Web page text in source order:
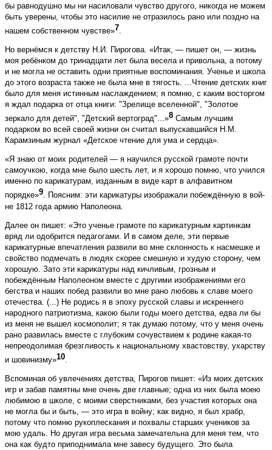
бы равнодушно мы ни насиловали чувство другого, никогда не можем
быть уверены, чтобы это насилие не отразилось рано или поздно на
нашем собственном чувстве»7.
Но вернёмся к детству Н.И. Пирогова. «Итак, — пишет он, — жизнь
моя ребёнком до тринадцати лет была весела и привольна, а потому
и не могла не оставить одни приятные воспоминания. Ученье и школа
до этого возраста также не была мне в тягость. ...Чтение детских книг
было для меня истинным наслаждением; я помню, с каким восторгом
я ждал подарка от отца книги: "Зрелище вселенной", "Золотое
зеркало для детей", "Детский вертоград"...»8 Самым лучшим
подарком во всей своей жизни он считал выпускавшийся Н.М.
Карамзиным журнал «Детское чтение для ума и сердца».
«Я знаю от моих родителей — я научился русской грамоте почти
самоучкою, когда мне было шесть лет, и я хорошо помню, что учился
именно по карикатурам, изданным в виде карт в алфавитном
порядке»9. Поясним: эти карикатуры изображали побеждённую в вой­
не 1812 года армию Наполеона.
Далее он пишет: «Это ученье грамоте по карикатурным картинкам
вряд ли одобрится педагогами. И в самом деле, эти первые
карикатурные впечатления развили во мне склонность к насмешке и
свойство подмечать в людях скорее смешную и худую сторону, чем
хорошую. Зато эти карикатуры над кичливым, грозным и
побеждённым Наполеоном вместе с другими изображениями его
бегства и наших побед развили во мне рано любовь к славе моего
отечества. (...) Не родись я в эпоху русской славы и искреннего
народного патриотизма, какою были годы моего детства, едва ли бы
из меня не вышел космополит; я так думаю потому, что у меня очень
рано развилась вместе с глубоким сочувствием к родине какая-то
непреодолимая брезгливость к национальному хвастовству, ухарству
и шовинизму»10.
Вспоминая об увлечениях детства, Пирогов пишет: «Из моих детских
игр и забав памятны мне очень две главные; одна из них была моею
любимою в школе, с моими сверстниками, без участия которых она
не могла бы и быть, — это игра в войну; как видно, я был храбр,
потому что помню рукоплескания и похвалы старших учеников за
мою удаль. Но другая игра весьма замечательна для меня тем, что
она как будто приподнимала мне завесу будущего. Это была